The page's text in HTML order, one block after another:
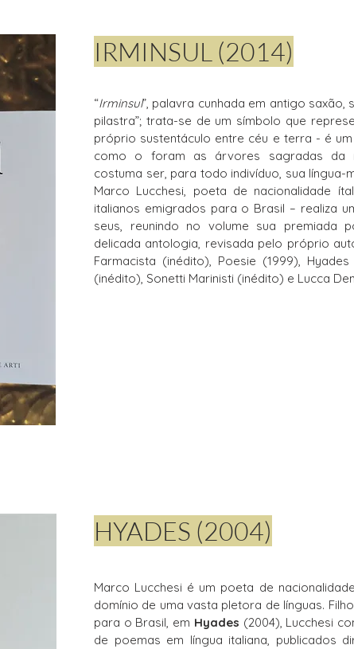
IRMINSUL (2014)
“Irminsul”, palavra cunhada em antigo saxão,
pilastra”; trata-se de um símbolo que
próprio sustentáculo entre céu e terra - é
como o foram as árvores sagradas da
costuma ser, para todo indivíduo, sua língua-
Marco Lucchesi, poeta de nacionalidade
italianos emigrados para o Brasil – realiza
seus, reunindo no volume sua premiada
delicada antologia, revisada pelo próprio
Farmacista (inédito), Poesie (1999),
(inédito), Sonetti Marinisti (inédito) e Lucca
HYADES (2004)
Marco Lucchesi é um poeta de
domínio de uma vasta pletora de línguas.
para o Brasil, em Hyades (2004), Lucchesi
de poemas em língua italiana, publicados